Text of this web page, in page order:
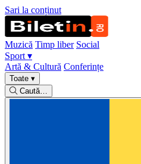
Sari la conținut
Muzică Timp liber Social
Sport ▾
Artă & Cultură Conferințe
Toate ▾
Caută…